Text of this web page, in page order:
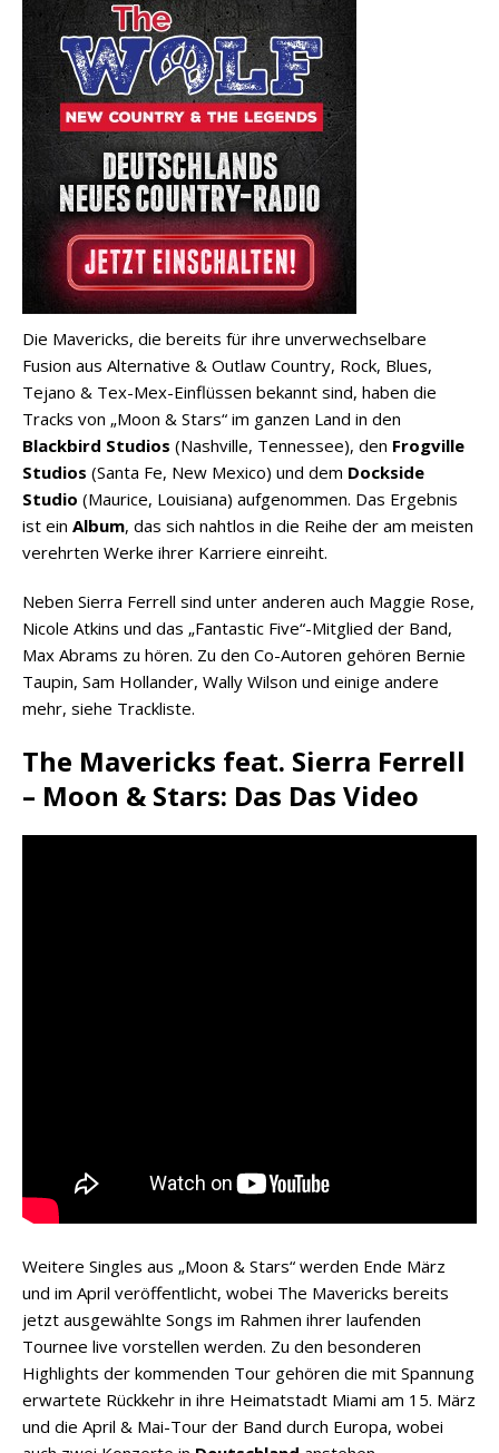
Die Mavericks, die bereits für ihre unverwechselbare
Fusion aus Alternative & Outlaw Country, Rock, Blues,
Tejano & Tex-Mex-Einflüssen bekannt sind, haben die
Tracks von „Moon & Stars“ im ganzen Land in den
Blackbird Studios (Nashville, Tennessee), den Frogville
Studios (Santa Fe, New Mexico) und dem Dockside
Studio (Maurice, Louisiana) aufgenommen. Das Ergebnis
ist ein Album, das sich nahtlos in die Reihe der am meisten
verehrten Werke ihrer Karriere einreiht.
Neben Sierra Ferrell sind unter anderen auch Maggie Rose,
Nicole Atkins und das „Fantastic Five“-Mitglied der Band,
Max Abrams zu hören. Zu den Co-Autoren gehören Bernie
Taupin, Sam Hollander, Wally Wilson und einige andere
mehr, siehe Trackliste.
The Mavericks feat. Sierra Ferrell
– Moon & Stars: Das Das Video
Weitere Singles aus „Moon & Stars“ werden Ende März
und im April veröffentlicht, wobei The Mavericks bereits
jetzt ausgewählte Songs im Rahmen ihrer laufenden
Tournee live vorstellen werden. Zu den besonderen
Highlights der kommenden Tour gehören die mit Spannung
erwartete Rückkehr in ihre Heimatstadt Miami am 15. März
und die April & Mai-Tour der Band durch Europa, wobei